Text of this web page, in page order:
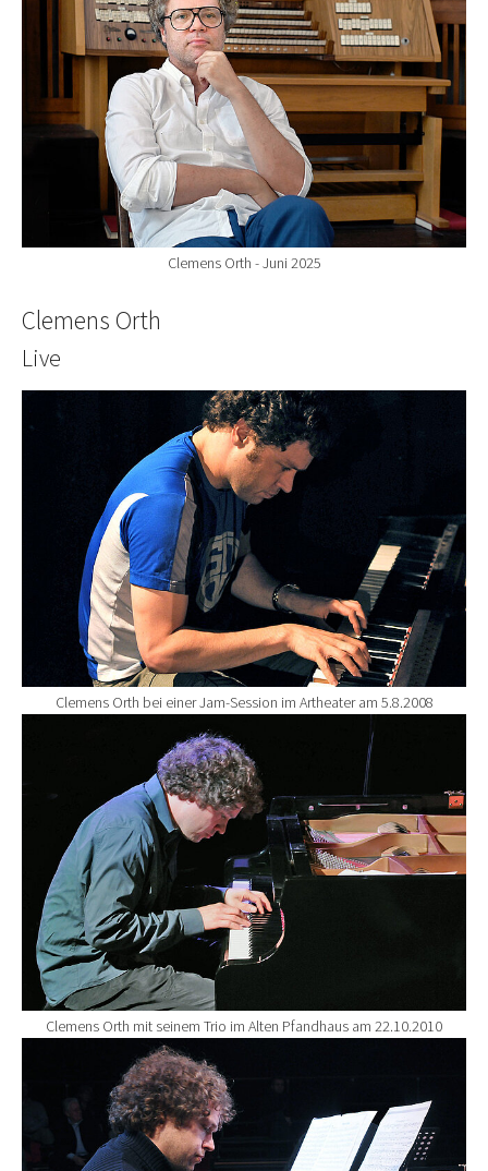
Clemens Orth - Juni 2025
Clemens Orth
Live
Show larger version for:
Clemens Orth bei einer Jam-Session im Artheater am 5.8.2008
Show larger version for:
Clemens Orth mit seinem Trio im Alten Pfandhaus am 22.10.2010
Show larger version for: